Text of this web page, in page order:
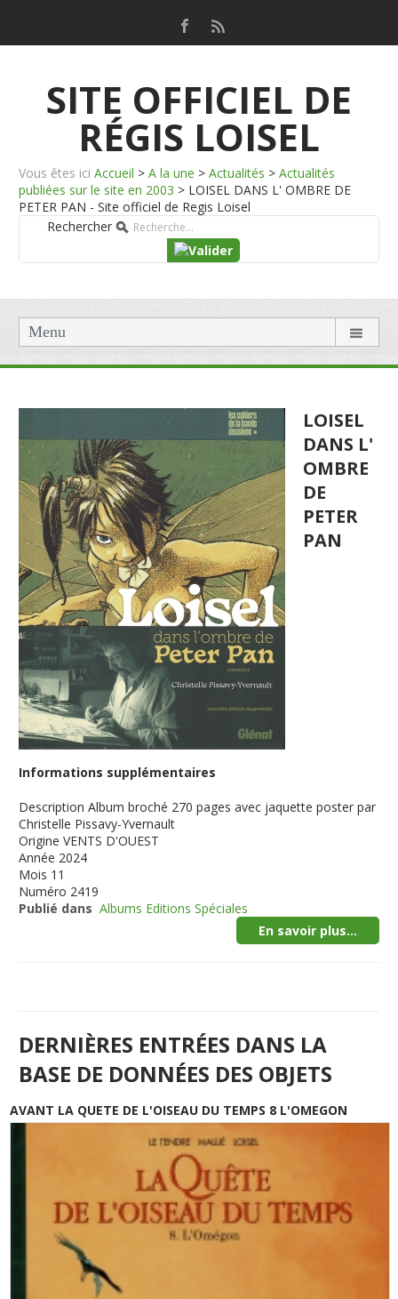
SITE OFFICIEL DE
RÉGIS LOISEL
Vous êtes ici Accueil > A la une > Actualités > Actualités
publiées sur le site en 2003 > LOISEL DANS L' OMBRE DE
PETER PAN - Site officiel de Regis Loisel
Rechercher
Menu
LOISEL
DANS L'
OMBRE
DE
PETER
PAN
Informations supplémentaires
Description Album broché 270 pages avec jaquette poster par
Christelle Pissavy-Yvernault
Origine VENTS D'OUEST
Année 2024
Mois 11
Numéro 2419
Publié dans Albums Editions Spéciales
En savoir plus...
DERNIÈRES ENTRÉES DANS LA
BASE DE DONNÉES DES OBJETS
AVANT LA QUETE DE L'OISEAU DU TEMPS 8 L'OMEGON